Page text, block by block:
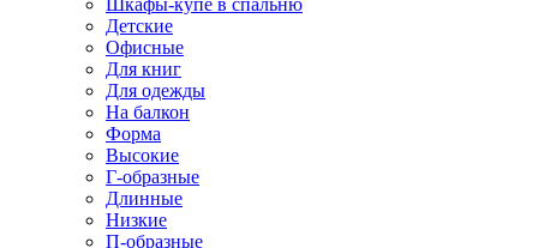
Шкафы-купе в спальню
Детские
Офисные
Для книг
Для одежды
На балкон
Форма
Высокие
Г-образные
Длинные
Низкие
П-образные